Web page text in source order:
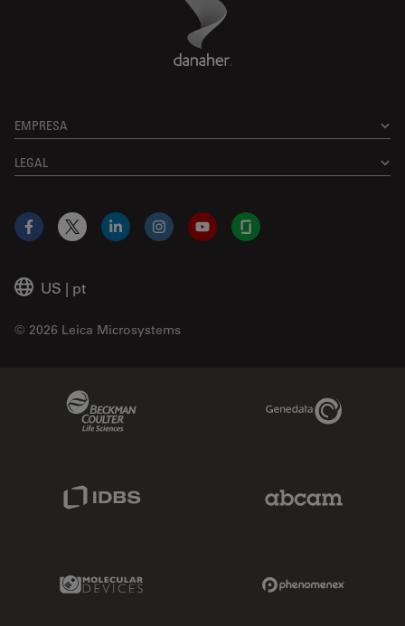
EMPRESA
LEGAL
US | pt
© 2026 Leica Microsystems
Facebook
X LinkedInInstagramYouTubeGlassdoor
Genedata Link
Molecular Devices Link